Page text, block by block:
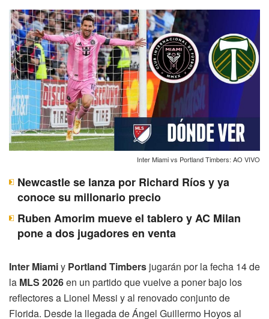
Inter Miami vs Portland Timbers: AO VIVO
Newcastle se lanza por Richard Ríos y ya
conoce su millonario precio
Ruben Amorim mueve el tablero y AC Milan
pone a dos jugadores en venta
Inter Miamiy Portland Timbers jugarán por la fecha 14 de
la MLS 2026en un partido que vuelve a poner bajo los
reflectores a Lionel Messi y al renovado conjunto de
Florida. Desde la llegada de Ángel Guillermo Hoyos al